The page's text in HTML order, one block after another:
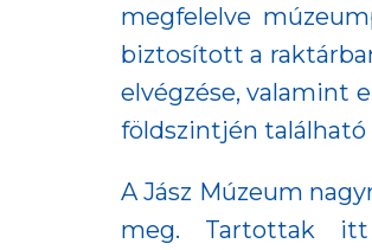
megfelelve
biztosított a
elvégzése, valamint
földszintjén
A Jász Múzeum
meg. Tartottak itt